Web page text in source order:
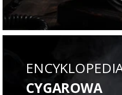
CYGAROWA